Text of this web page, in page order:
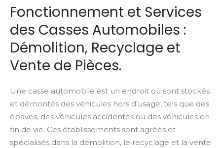
Fonctionnement et Services
des Casses Automobiles :
Démolition, Recyclage et
Vente de Pièces.
Une casse automobile est un endroit où sont stockés
et démontés des véhicules hors d’usage, tels que des
épaves, des véhicules accidentés ou des véhicules en
fin de vie. Ces établissements sont agréés et
spécialisés dans la démolition, le recyclage et la vente